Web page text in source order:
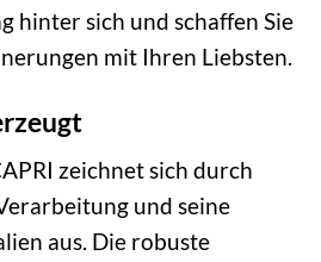
hinter sich und schaffen Sie
mit Ihren Liebsten.
zeichnet sich durch
und seine
aus. Die robuste